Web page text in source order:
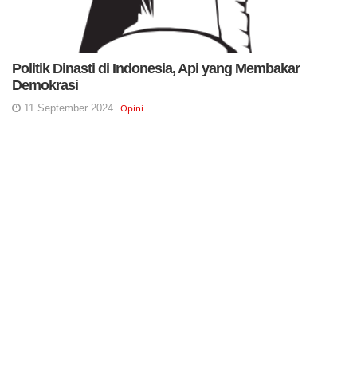
Politik Dinasti di Indonesia, Api yang Membakar
Demokrasi
11 September 2024 Opini